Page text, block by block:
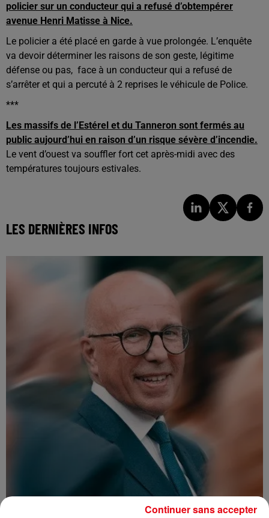
policier sur un conducteur qui a refusé d’obtempérer
avenue Henri Matisse à Nice.
Le policier a été placé en garde à vue prolongée. L’enquête
va devoir déterminer les raisons de son geste, légitime
défense ou pas, face à un conducteur qui a refusé de
s’arrêter et qui a percuté à 2 reprises le véhicule de Police.
***
Les massifs de l’Estérel et du Tanneron sont fermés au
public aujourd’hui en raison d’un risque sévère d’incendie.
Le vent d’ouest va souffler fort cet après-midi avec des
températures toujours estivales.
LES DERNIÈRES INFOS
Continuer sans accepter